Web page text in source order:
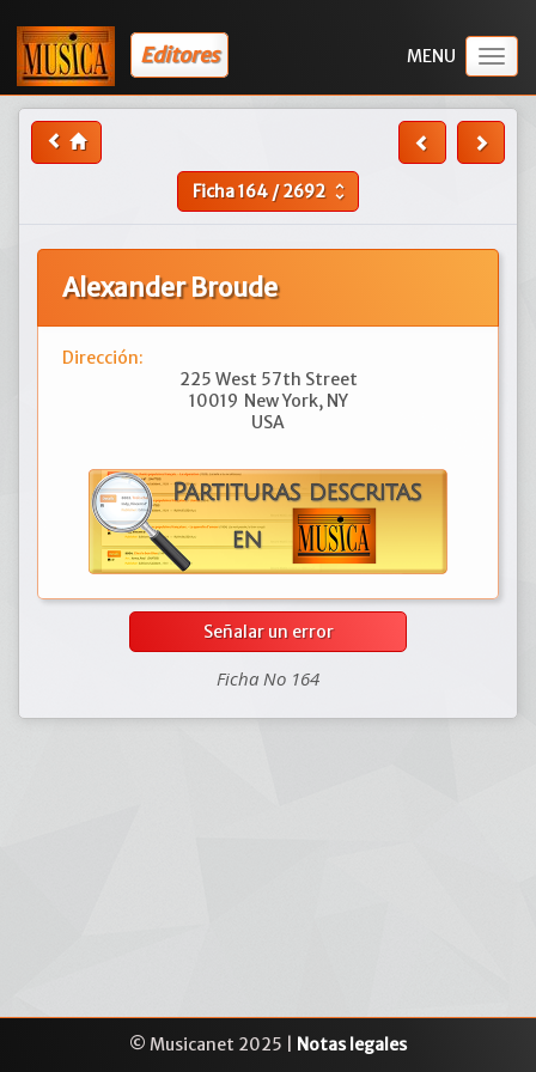
Editores
Ficha164/2692 unfold_more
Alexander Broude
Dirección:
225 West 57th Street
10019 New York, NY
USA
Señalar un error
Ficha No 164
© Musicanet 2025 | Notas legales